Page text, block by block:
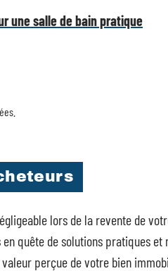
une salle de bain pratique
lors de la revente de
en quête de solutions pratiques et
perçue de votre bien